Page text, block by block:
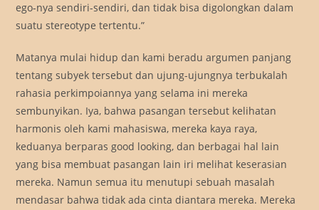
ego-nya sendiri-sendiri, dan tidak bisa digolongkan dalam
suatu stereotype tertentu.”
Matanya mulai hidup dan kami beradu argumen panjang
tentang subyek tersebut dan ujung-ujungnya terbukalah
rahasia perkimpoiannya yang selama ini mereka
sembunyikan. Iya, bahwa pasangan tersebut kelihatan
harmonis oleh kami mahasiswa, mereka kaya raya,
keduanya berparas good looking, dan berbagai hal lain
yang bisa membuat pasangan lain iri melihat keserasian
mereka. Namun semua itu menutupi sebuah masalah
mendasar bahwa tidak ada cinta diantara mereka. Mereka